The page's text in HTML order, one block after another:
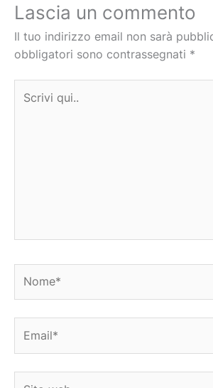
Lascia un commento
Il tuo indirizzo email non sarà
obbligatori sono contrassegnati *
qui..